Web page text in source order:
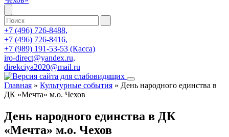
+7 (496) 726-8488,
+7 (496) 726-8416,
+7 (989) 191-53-53 (Касса)
iro-direct@yandex.ru,
direkciya2020@mail.ru
Главная » Культурные события » День народного единства в
ДК «Мечта» м.о. Чехов
День народного единства в ДК
«Мечта» м.о. Чехов